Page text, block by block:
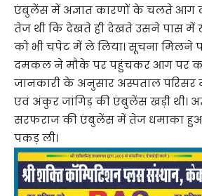
एंबुलेंस में अज्ञात कारणों के चलते आग
तेज थी कि देखते ही देखते उसने पास में
को भी चपेट में ले लिया। सूचना मिलने
दमकल ने मौके पर पहुंचकर आग पर काबू
जानकारी के अनुसार अस्पताल
एवं अंकुर जांगिड़ की एंबुलेंस खड़ी थी।
सरफराज की एंबुलेंस में तेज धमाका
पकड़ ली।